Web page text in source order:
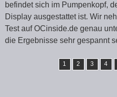
befindet sich im Pumpenkopf,
Display ausgestattet ist. Wir
Test auf OCinside.de genau
die Ergebnisse sehr gespannt
1 2 3 4